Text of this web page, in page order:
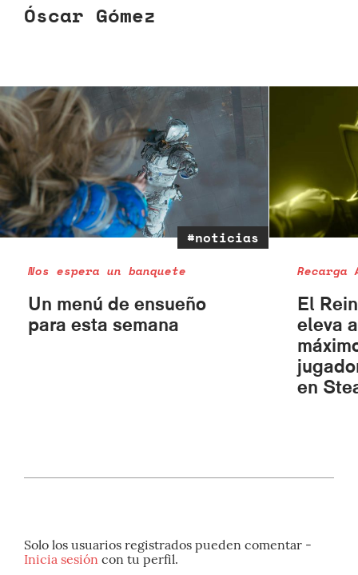
Óscar Gómez
#noticias
Nos espera un banquete
Un menú de ensueño
para esta semana
Recarga
El
eleva
en
Solo los usuarios registrados pueden comentar -
Inicia sesión con tu perfil.